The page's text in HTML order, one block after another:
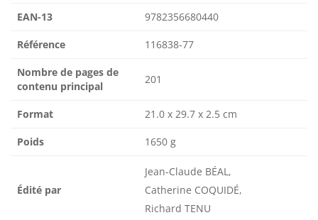
EAN-13 9782356680440
Référence 116838-77
Nombre de pages de
contenu principal
201
Format 21.0 x 29.7 x 2.5 cm
Poids 1650 g
Édité par
Jean-Claude BÉAL,
Catherine COQUIDÉ,
Richard TENU